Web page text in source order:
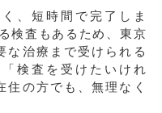
、短時間で完了しま
検査もあるため、東京
な治療まで受けられる
検査を受けたいけれ
住の方でも、無理なく